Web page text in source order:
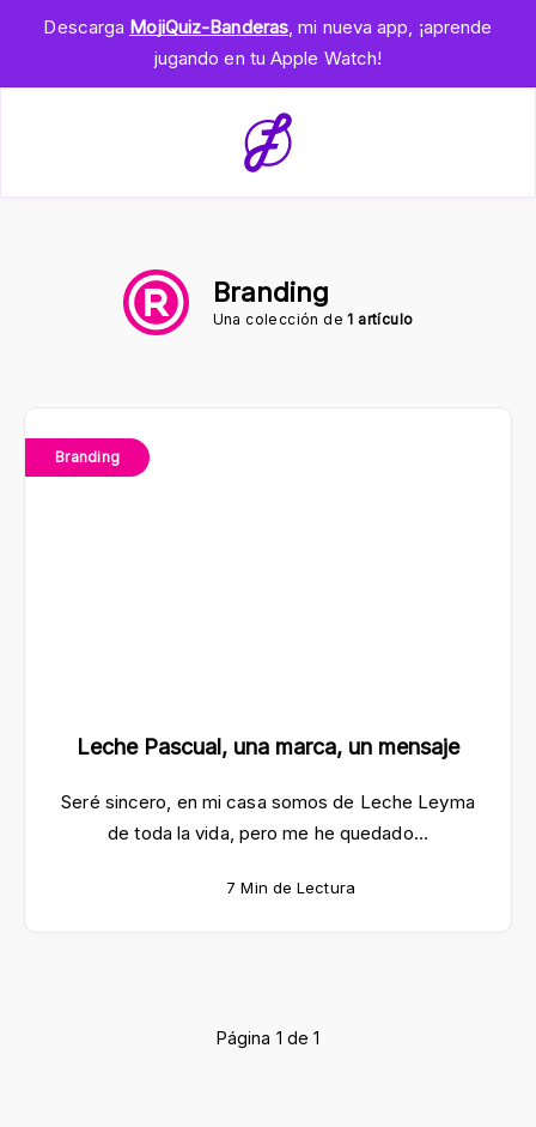
Descarga MojiQuiz-Banderas, mi nueva app, ¡aprende
jugando en tu Apple Watch!
Branding
Una colección de1 artículo
Branding
Leche Pascual, una marca, un mensaje
Seré sincero, en mi casa somos de Leche Leyma
de toda la vida, pero me he quedado…
7 Min de Lectura
Página 1 de 1